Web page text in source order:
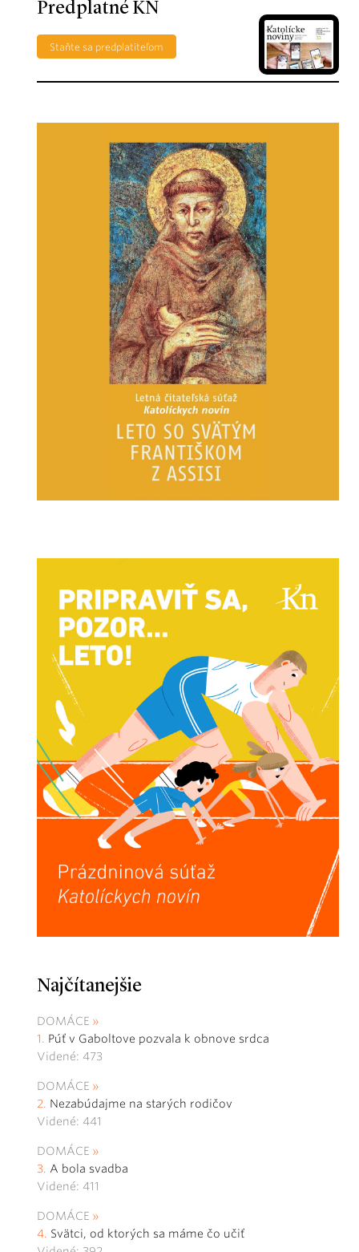
Predplatné KN
Staňte sa predplatiteľom
Najčítanejšie
DOMÁCE
Púť v Gaboltove pozvala k obnove srdca
Videné: 473
DOMÁCE
Nezabúdajme na starých rodičov
Videné: 441
DOMÁCE
A bola svadba
Videné: 411
DOMÁCE
Svätci, od ktorých sa máme čo učiť